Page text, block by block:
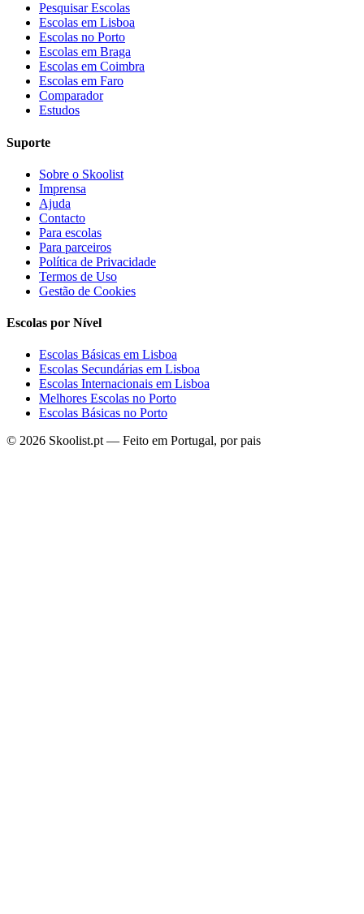
Pesquisar Escolas
Escolas em Lisboa
Escolas no Porto
Escolas em Braga
Escolas em Coimbra
Escolas em Faro
Comparador
Estudos
Suporte
Sobre o Skoolist
Imprensa
Ajuda
Contacto
Para escolas
Para parceiros
Política de Privacidade
Termos de Uso
Gestão de Cookies
Escolas por Nível
Escolas Básicas em Lisboa
Escolas Secundárias em Lisboa
Escolas Internacionais em Lisboa
Melhores Escolas no Porto
Escolas Básicas no Porto
© 2026 Skoolist.pt — Feito em Portugal, por pais